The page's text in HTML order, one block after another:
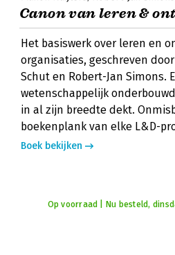
Canon van leren &
Het basiswerk over leren en
organisaties, geschreven
Schut en Robert-Jan Simons.
wetenschappelijk
in al zijn breedte dekt.
boekenplank van elke L&D-
Boek bekijken
Op voorraad | Nu besteld,